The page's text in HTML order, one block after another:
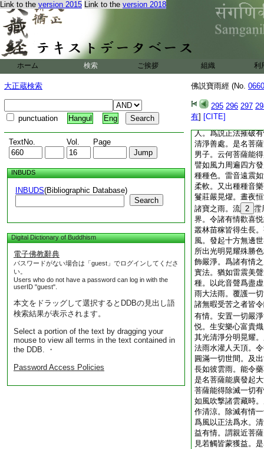
Link to the version 2015 Link to the version 2018
ホーム 検索 ご挨拶 組織 利
大正蔵検索
punctuation Hangul Eng
TextNo. Vol. Page
INBUDS
INBUDS(Bibliographic Database)
Search
Digital Dictionary of Buddhism
電子佛教辭典
パスワードがない場合は「guest」でログインしてくださ
い。
Users who do not have a password can log in with the
userID "guest".
本文をドラッグして選択するとDDBの見出し語
検索結果が表示されます。
Select a portion of the text by dragging your
mouse to view all terms in the text contained in
the DDB. ・
Password Access Policies
佛説寶雨經 (No.
295 296 297
有] [CITE]
薩道場衆會。又於
普遍安立宣暢演説
量諸法。是名菩薩
子。云何菩薩能得
慢憍醉縱逸峯林摧
在長壽無病能得活
有勝眷屬言 1 辭辯
讃。已能菩薩爲欲
示現色力之相受用
人。爲説正法摧破
清淨善處。是名菩
男子。云何菩薩能
譬如風力周遍四方
種種色。雷音遠震
柔軟。又出種種音
鬘莊嚴晃燿。晝夜
諸寶之雨。流 2 霔
界。令諸有情歡喜
叢林苗稼皆得生長
風。發起十方無邊
所出光明晃耀殊勝
飾嚴淨。爲諸有情
實法。猶如雷震美
種。以此音聲爲盡
雨大法雨。覆護一
諸無暇受苦之者皆
有情。安置一切嚴
悦。生安樂心富貴
其光清淨分明晃耀
法雨水灌人天頂。
圓滿一切世間。及
長如彼雲雨。能令
是名菩薩能廣發起
菩薩能得除滅一切
如風吹撃諸雲藏時
作清涼。除滅有情
爲風以正法爲水。
益有情。謂親近菩
見若觸皆蒙獲益。